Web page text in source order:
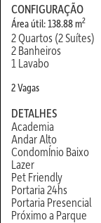
CONFIGURAÇÃO
Área útil: 138.88 m2
2 Quartos (2 Suítes)
2 Banheiros
1 Lavabo
2 Vagas
DETALHES
Academia
Andar Alto
CondomÍnio Baixo
Lazer
Pet Friendly
Portaria 24hs
Portaria Presencial
Próximo a Parque